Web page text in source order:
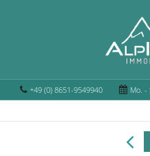
+49 (0) 8651-9549940 Mo. -